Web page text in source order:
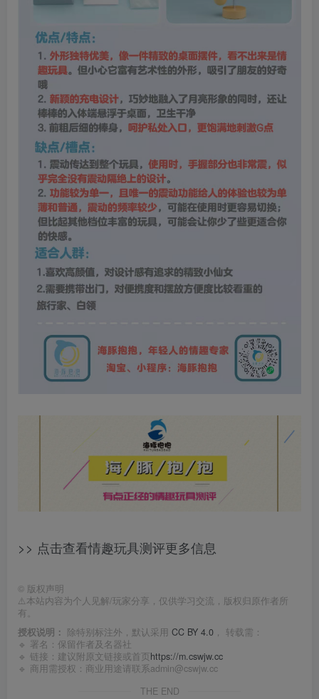
>> 点击查看情趣玩具测评更多信息
© 版权声明
⚠️本站内容为个人见解/玩家分享，仅供学习交流，版权归原作者所
有。
授权说明： 除特别标注外，默认采用 CC BY 4.0 ， 转载需：
🔹 署名：保留作者及 名器社
🔹 链接：建议附原文链接或首页https://m.cswjw.cc
🔹 商用需授权：商业用途请联系admin@cswjw.cc
THE END